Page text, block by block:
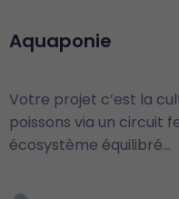
Aquaponie
Votre projet c’est la
poissons via un circuit
écosystème équilibré…